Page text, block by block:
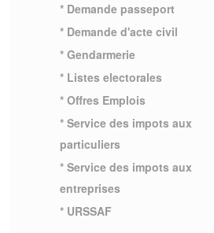
* Demande passeport
* Demande d'acte civil
* Gendarmerie
* Listes electorales
* Offres Emplois
* Service des impots aux
particuliers
* Service des impots aux
entreprises
* URSSAF